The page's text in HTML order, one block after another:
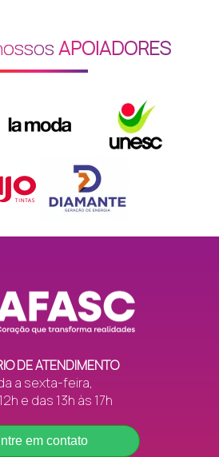
Cruz Vermelha (Sede)
Nossa Srª da Graça
Alegria (SI)
Amizade (Centro Social
Rosa Dourada (Sala
Raízes (SI)
Santa Monica (SI)
Raízes (CC)
Realce (SI)
APOIADORES
DE ATENDIMENTO
a sexta-feira,
e das 13h às 17h
em contato